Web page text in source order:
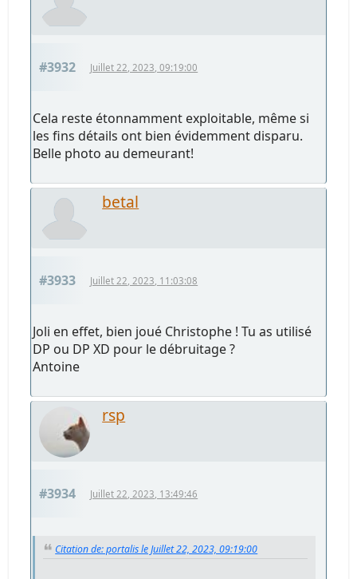
#3932 Juillet 22, 2023, 09:19:00
Cela reste étonnamment exploitable, même si
les fins détails ont bien évidemment disparu.
Belle photo au demeurant!
betal
#3933 Juillet 22, 2023, 11:03:08
Joli en effet, bien joué Christophe ! Tu as utilisé
DP ou DP XD pour le débruitage ?
Antoine
rsp
#3934 Juillet 22, 2023, 13:49:46
Citation de: portalis le Juillet 22, 2023, 09:19:00